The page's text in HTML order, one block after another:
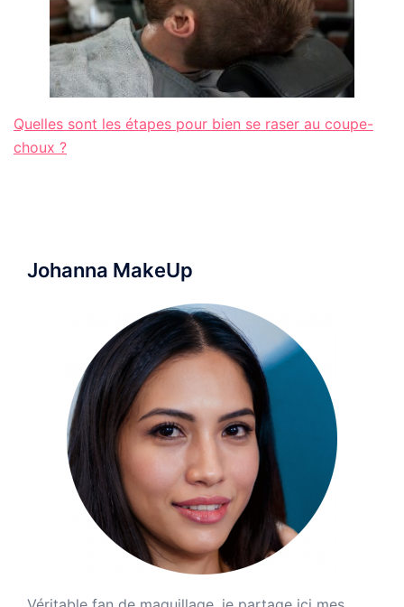
Quelles sont les étapes pour bien se raser au coupe-
choux ?
Johanna MakeUp